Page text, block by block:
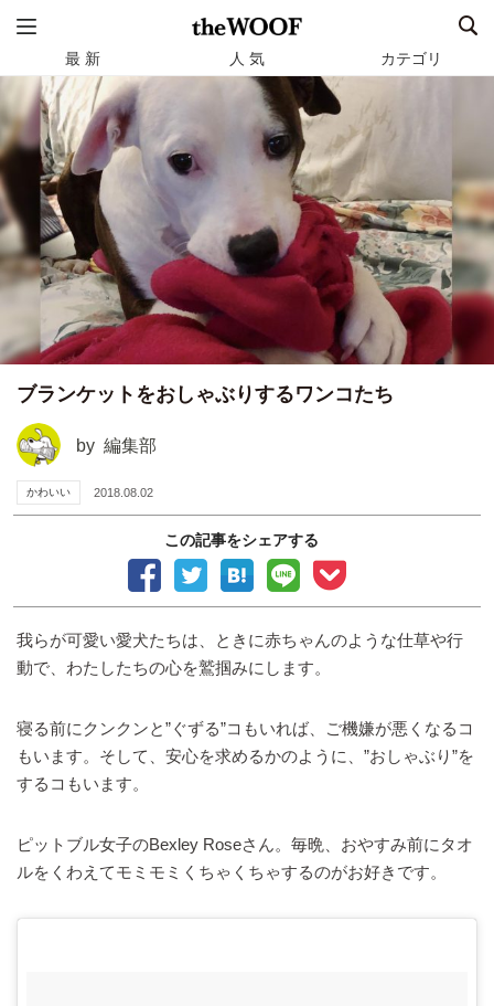
最 新 人 気 カテゴリ
ブランケットをおしゃぶりするワンコたち
by 編集部
かわいい 2018.08.02
この記事をシェアする
我らが可愛い愛犬たちは、ときに赤ちゃんのような仕草や行
動で、わたしたちの心を鷲掴みにします。
寝る前にクンクンと”ぐずる”コもいれば、ご機嫌が悪くなるコ
もいます。そして、安心を求めるかのように、”おしゃぶり”を
するコもいます。
ピットブル女子のBexley Roseさん。毎晩、おやすみ前にタオ
ルをくわえてモミモミくちゃくちゃするのがお好きです。